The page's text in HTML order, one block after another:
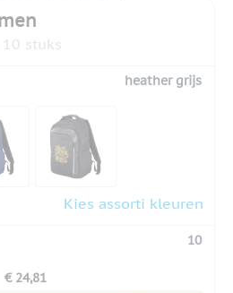
stuks
heather grijs
Kies assorti kleuren
10
€ 24,81